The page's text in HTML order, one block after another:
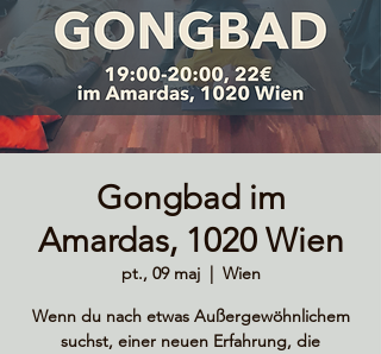
Gongbad im
Amardas, 1020 Wien
pt., 09 maj
  |
Wien
Wenn du nach etwas Außergewöhnlichem
suchst, einer neuen Erfahrung, die